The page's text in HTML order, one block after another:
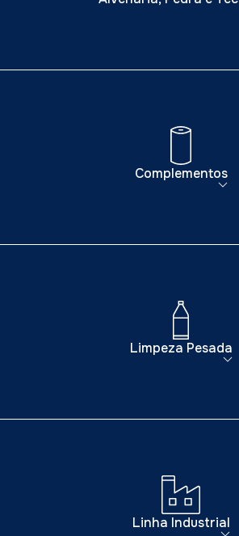
Complementos
Limpeza Pesada
Linha Industrial